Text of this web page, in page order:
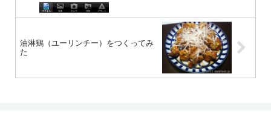
油淋鶏（ユーリンチー）をつくってみ
た